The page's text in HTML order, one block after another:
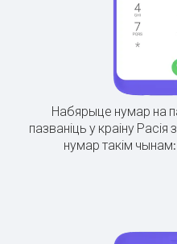
Набярыце нумар на
пазваніць у краіну Расія
нумар такім чынам: